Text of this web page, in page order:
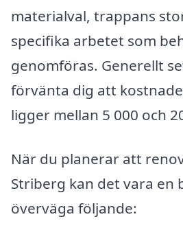
materialval, trappans
specifika arbetet som
genomföras. Generellt
förvänta dig att
ligger mellan 5 000 och
När du planerar att
Striberg kan det vara en
överväga följande: